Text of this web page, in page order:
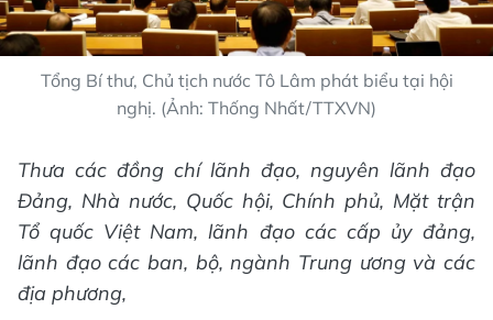
Tổng Bí thư, Chủ tịch nước Tô Lâm phát biểu tại hội
nghị. (Ảnh: Thống Nhất/TTXVN)
Thưa các đồng chí lãnh đạo, nguyên lãnh đạo
Đảng, Nhà nước, Quốc hội, Chính phủ, Mặt trận
Tổ quốc Việt Nam, lãnh đạo các cấp ủy đảng,
lãnh đạo các ban, bộ, ngành Trung ương và các
địa phương,